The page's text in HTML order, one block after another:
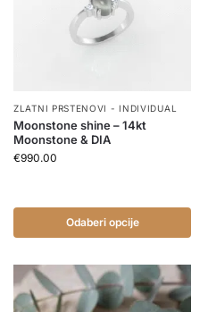
ZLATNI PRSTENOVI - INDIVIDUAL
Moonstone shine – 14kt
Moonstone & DIA
€990.00
Odaberi opcije